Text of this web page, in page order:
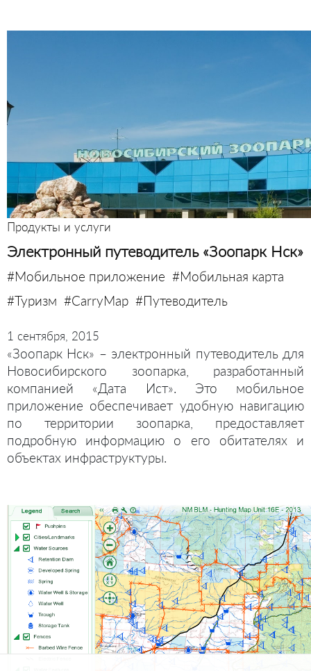
Продукты и услуги
Электронный путеводитель «Зоопарк Нск»
#Мобильное приложение #Мобильная карта
#Туризм #CarryMap #Путеводитель
1 сентября, 2015
«Зоопарк Нск» – электронный путеводитель для
Новосибирского зоопарка, разработанный
компанией «Дата Ист». Это мобильное
приложение обеспечивает удобную навигацию
по территории зоопарка, предоставляет
подробную информацию о его обитателях и
объектах инфраструктуры.